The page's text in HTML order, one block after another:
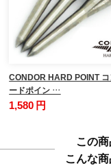
CONDOR HARD POINT
ードポイン …
1,580 円
この
こんな